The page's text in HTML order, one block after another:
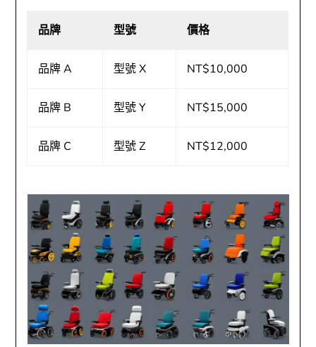
品牌 型號 價格
品牌 A 型號 X NT$10,000
品牌 B 型號 Y NT$15,000
品牌 C 型號 Z NT$12,000